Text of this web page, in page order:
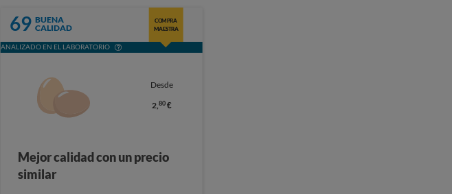
69 BUENA
CALIDAD
COMPRA
MAESTRA
ANALIZADO EN EL LABORATORIO
Desde
2,80€
Mejor calidad con un precio
similar